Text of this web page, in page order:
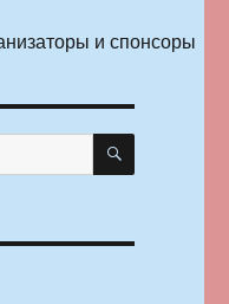
и спонсоры
ПОИСК